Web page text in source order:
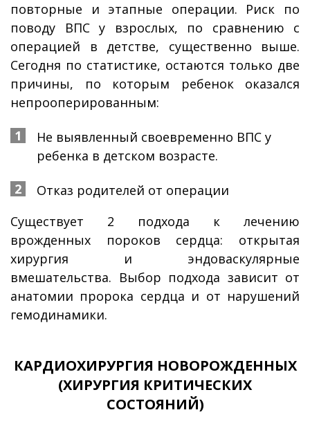
повторные и этапные операции. Риск по
поводу ВПС у взрослых, по сравнению с
операцией в детстве, существенно выше.
Сегодня по статистике, остаются только две
причины, по которым ребенок оказался
непрооперированным:
Не выявленный своевременно ВПС у
ребенка в детском возрасте.
Отказ родителей от операции
Существует 2 подхода к лечению
врожденных пороков сердца: открытая
хирургия и эндоваскулярные
вмешательства. Выбор подхода зависит от
анатомии пророка сердца и от нарушений
гемодинамики.
КАРДИОХИРУРГИЯ НОВОРОЖДЕННЫХ
(ХИРУРГИЯ КРИТИЧЕСКИХ
СОСТОЯНИЙ)